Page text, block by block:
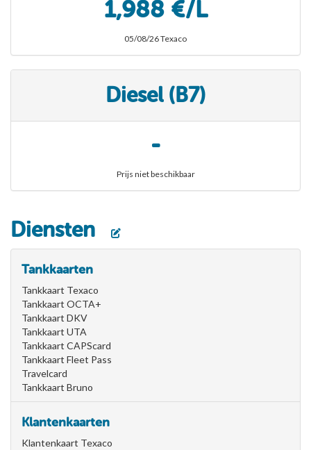
1,988 €/L
05/08/26 Texaco
Diesel (B7)
-
Prijs niet beschikbaar
Diensten
Tankkaarten
Tankkaart Texaco
Tankkaart OCTA+
Tankkaart DKV
Tankkaart UTA
Tankkaart CAPScard
Tankkaart Fleet Pass
Travelcard
Tankkaart Bruno
Klantenkaarten
Klantenkaart Texaco